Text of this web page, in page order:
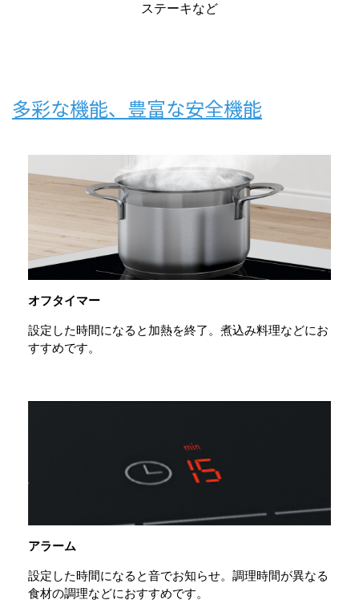
ステーキなど
多彩な機能、豊富な安全機能
オフタイマー
設定した時間になると加熱を終了。煮込み料理などにお
すすめです。
アラーム
設定した時間になると音でお知らせ。調理時間が異なる
食材の調理などにおすすめです。